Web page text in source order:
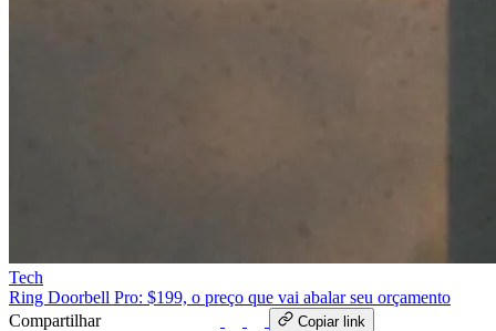
Tech
Ring Doorbell Pro: $199, o preço que vai abalar seu orçamento
Compartilhar
Copiar link